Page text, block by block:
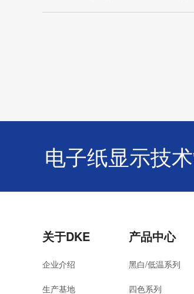
电子纸显示技术
关于DKE
企业介绍
生产基地
产品中心
黑白/低温系列
四色系列